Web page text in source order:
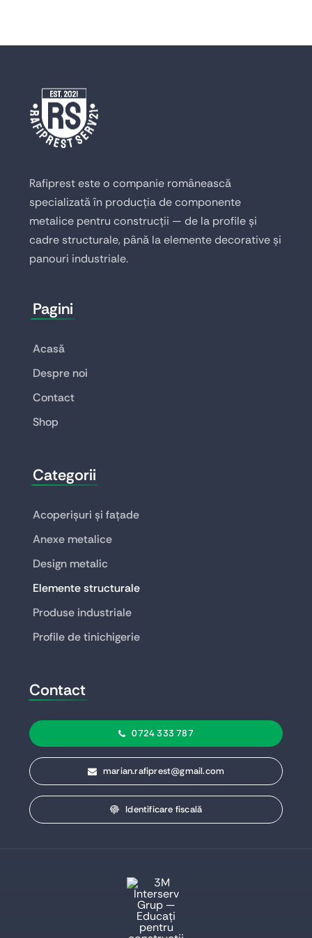
Rafiprest este o companie românească
specializată în producția de componente
metalice pentru construcții — de la profile și
cadre structurale, până la elemente decorative și
panouri industriale.
Pagini
Acasă
Despre noi
Contact
Shop
Categorii
Acoperișuri și fațade
Anexe metalice
Design metalic
Elemente structurale
Produse industriale
Profile de tinichigerie
Contact
0724 333 787
marian.rafiprest@gmail.com
Identificare fiscală